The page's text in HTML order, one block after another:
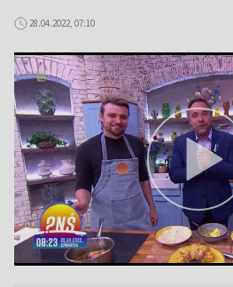
28.04.2022, 07:10